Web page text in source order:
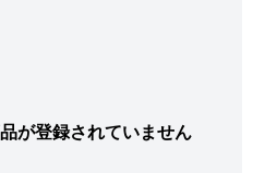
が登録されていません